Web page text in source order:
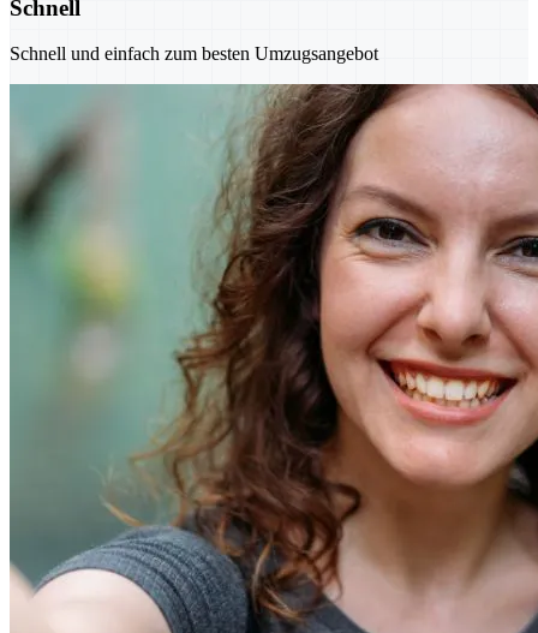
Schnell
Schnell und einfach zum besten Umzugsangebot